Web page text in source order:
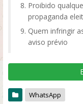
Proibido
propaganda
Quem infringir
aviso prévio
WhatsApp